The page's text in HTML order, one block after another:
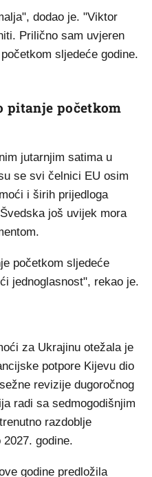
dodao je. "Viktor
Prilično sam uvjeren
sljedeće godine.
pitanje početkom
jutarnjim satima u
se svi čelnici EU osim
i širih prijedloga
još uvijek mora
početkom sljedeće
jednoglasnost", rekao je.
za Ukrajinu otežala je
potpore Kijevu dio
revizije dugoročnog
radi sa sedmogodišnjim
razdoblje
godine.
godine predložila